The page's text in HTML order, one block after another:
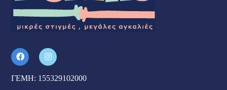
ΓΕΜΗ: 155329102000